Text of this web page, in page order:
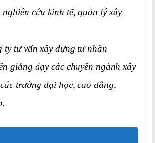
nghiên cứu kinh tế, quản lý xây
ty tư vấn xây dựng tư nhân
giảng dạy các chuyên ngành xây
trường đại học, cao đẳng,